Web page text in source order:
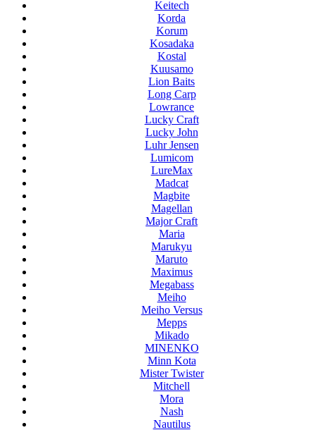
Keitech
Korda
Korum
Kosadaka
Kostal
Kuusamo
Lion Baits
Long Carp
Lowrance
Lucky Craft
Lucky John
Luhr Jensen
Lumicom
LureMax
Madcat
Magbite
Magellan
Major Craft
Maria
Marukyu
Maruto
Maximus
Megabass
Meiho
Meiho Versus
Mepps
Mikado
MINENKO
Minn Kota
Mister Twister
Mitchell
Mora
Nash
Nautilus